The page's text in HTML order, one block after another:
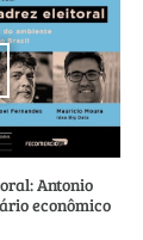
Antonio
econômico